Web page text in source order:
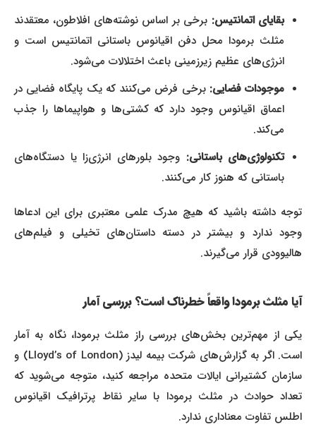
بقایای اتمانتیس:برخی بر اساس نوشته‌های افلاطون، معتقدند
مثلث برمودا محل دفن اقیانوس باستانی اتمانتیس است و
انرژی‌های عظیم زیرزمینی باعث اختلالات می‌شود.
موجودات فضایی:برخی فرض می‌کنند که یک پایگاه فضایی در
اعماق اقیانوس وجود دارد که کشتی‌ها و هواپیماها را جذب
می‌کند.
تکنولوژی‌های باستانی:وجود بلورهای انرژی‌زا یا دستگاه‌های
باستانی که هنوز کار می‌کنند.
توجه داشته باشید که هیچ مدرک علمی معتبری برای این ادعاها
وجود ندارد و بیشتر در دسته داستان‌های تخیلی و فیلم‌های
هالیوودی قرار می‌گیرند.
آیا مثلث برمودا واقعاً خطرناک است؟ بررسی آمار
یکی از مهم‌ترین بخش‌های بررسی راز مثلث برمودا، نگاه به آمار
است. اگر به گزارش‌های شرکت بیمه لیدز (Lloyd’s of London) و
سازمان کشتیرانی ایالات متحده مراجعه کنید، متوجه می‌شوید که
تعداد حوادث در مثلث برمودا با سایر نقاط پرترافیک اقیانوس
اطلس تفاوت معناداری ندارد.